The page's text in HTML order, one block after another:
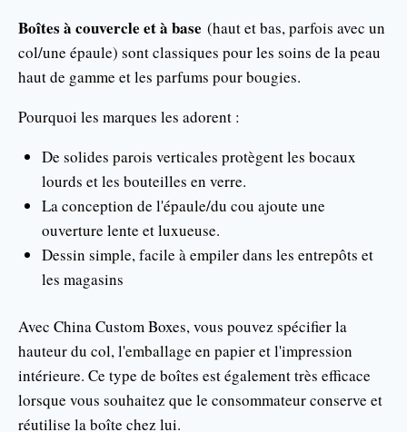
Boîtes à couvercle et à base (haut et bas, parfois avec un
col/une épaule) sont classiques pour les soins de la peau
haut de gamme et les parfums pour bougies.
Pourquoi les marques les adorent :
De solides parois verticales protègent les bocaux
lourds et les bouteilles en verre.
La conception de l'épaule/du cou ajoute une
ouverture lente et luxueuse.
Dessin simple, facile à empiler dans les entrepôts et
les magasins
Avec China Custom Boxes, vous pouvez spécifier la
hauteur du col, l'emballage en papier et l'impression
intérieure. Ce type de boîtes est également très efficace
lorsque vous souhaitez que le consommateur conserve et
réutilise la boîte chez lui.